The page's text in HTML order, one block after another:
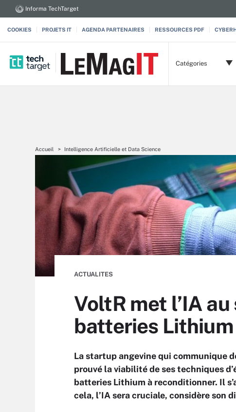
Informa TechTarget
COOKIES PROJETS IT AGENDA PARTENAIRES RESSOURCES PDF
Catégories
Accueil Intelligence Artificielle et Data Science
ACTUALITES
VoltR met l’IA
batteries Lithium
La startup angevine qui communique
prouvé la viabilité de ses techniques
batteries Lithium à reconditionner. Il
cela, l’IA sera cruciale, considère son